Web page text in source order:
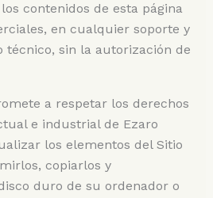
contenidos de esta página
en cualquier soporte y
sin la autorización de
a respetar los derechos
e industrial de Ezaro
los elementos del Sitio
copiarlos y
duro de su ordenador o